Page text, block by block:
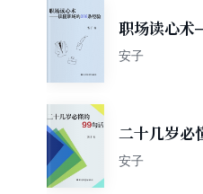
职场读心
206条经验
安子
二十几岁必
安子